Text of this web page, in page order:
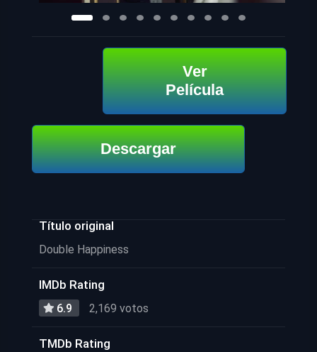
Ver
Película
Descargar
Título original
Double Happiness
IMDb Rating
6.9 2,169 votos
TMDb Rating